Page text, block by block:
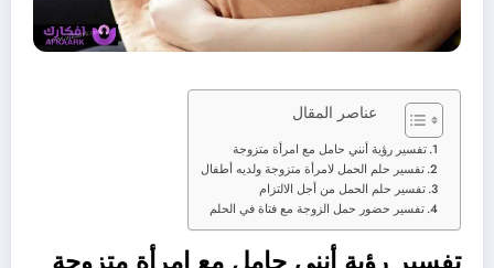
عناصر المقال
تفسير رؤية أنني حامل مع امرأة متزوجة
تفسير حلم الحمل لامرأة متزوجة ولديه أطفال
تفسير حلم الحمل من أجل الالتزام
تفسير حضور حمل الزوجة مع فتاة في الحلم